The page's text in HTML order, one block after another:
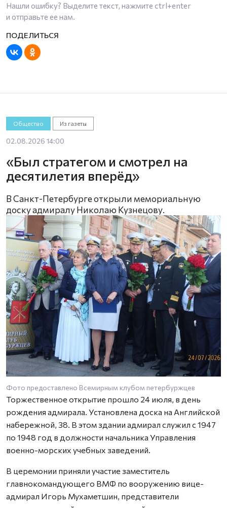
Нашли ошибку? Выделите текст, нажмите ctrl+enter
и отправьте ее нам.
Общество Из газеты
02.08.2026 14:00
«Был стратегом и смотрел на
десятилетия вперёд»
В Санкт-Петербурге открыли мемориальную
доску адмиралу Николаю Кузнецову.
Фото предоставлено Всемирным клубом петербуржцев
Торжественное открытие прошло 24 июля, в день
рождения адмирала. Установлена доска на Английской
набережной, 38. В этом здании адмирал служил с 1947
по 1948 год в должности начальника Управления
военно-морских учебных заведений.
В церемонии приняли участие заместитель
главнокомандующего ВМФ по вооружению вице-
адмирал Игорь Мухаметшин, представители